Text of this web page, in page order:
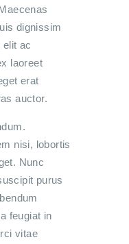
dignissim
elit ac
laoreet
erat
auctor.
nisi, lobortis
Nunc
purus
feugiat in
vitae